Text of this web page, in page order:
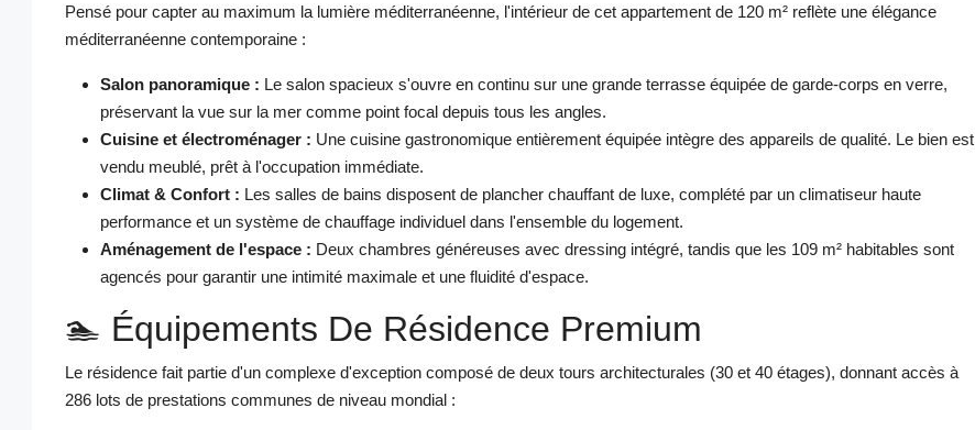
Pensé pour capter au maximum la lumière méditerranéenne, l'intérieur de cet appartement de 120 m² reflète une élégance
méditerranéenne contemporaine :
Salon panoramique : Le salon spacieux s'ouvre en continu sur une grande terrasse équipée de garde-corps en verre,
préservant la vue sur la mer comme point focal depuis tous les angles.
Cuisine et électroménager : Une cuisine gastronomique entièrement équipée intègre des appareils de qualité. Le bien est
vendu meublé, prêt à l'occupation immédiate.
Climat & Confort : Les salles de bains disposent de plancher chauffant de luxe, complété par un climatiseur haute
performance et un système de chauffage individuel dans l'ensemble du logement.
Aménagement de l'espace : Deux chambres généreuses avec dressing intégré, tandis que les 109 m² habitables sont
agencés pour garantir une intimité maximale et une fluidité d'espace.
🏊 Équipements De Résidence Premium
Le résidence fait partie d'un complexe d'exception composé de deux tours architecturales (30 et 40 étages), donnant accès à
286 lots de prestations communes de niveau mondial :